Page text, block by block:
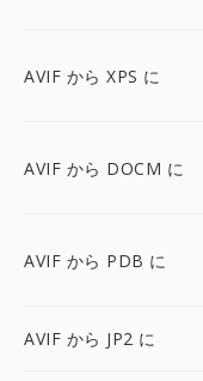
AVIF から XPS に
AVIF から DOCM に
AVIF から PDB に
AVIF から JP2 に